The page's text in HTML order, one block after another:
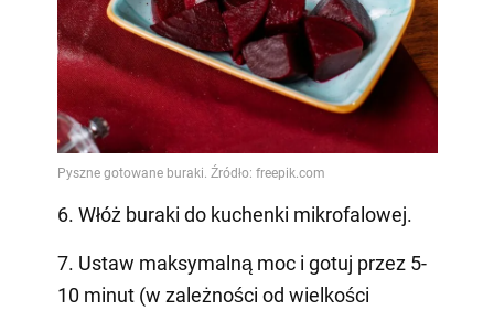
6. Włóż buraki do kuchenki mikrofalowej.
7. Ustaw maksymalną moc i gotuj przez 5-
10 minut (w zależności od wielkości